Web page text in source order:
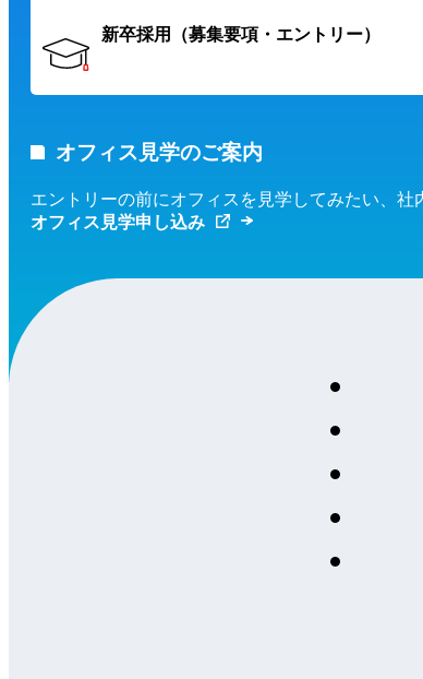
新卒採用 （募集要項・エントリー）
オフィス見学のご案内
エントリーの前にオフィスを見学してみたい、
オフィス見学申し込み